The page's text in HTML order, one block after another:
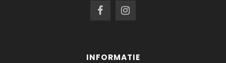
INFORMATIE